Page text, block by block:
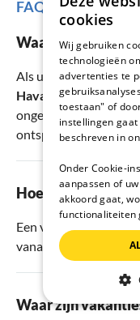
FAQs
Waar is het het
Als u Cuba bezoekt,
HavannaenHolguin
ongerepte natuur,
ontspannen dagen
Hoe duur is een
Een vakantiehuis of
vanaf
22 € per nacht.
Waar zijn
cookies
Wij gebruiken
technologieën
advertenties te
toestaan" of
instellingen
beschreven in
Onder Cookie-
aanpassen of
akkoord gaat,
functionaliteiten